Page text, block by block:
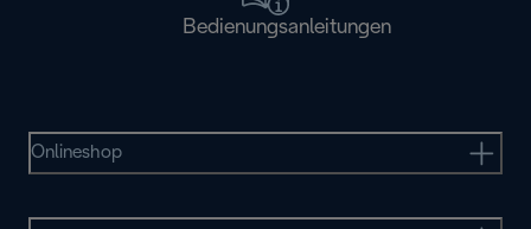
Bedienungsanleitungen
Onlineshop